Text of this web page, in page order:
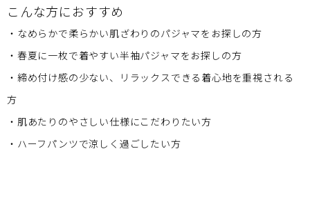
こんな方におすすめ
・なめらかで柔らかい肌ざわりのパジャマをお探しの方
・春夏に一枚で着やすい半袖パジャマをお探しの方
・締め付け感の少ない、リラックスできる着心地を重視される
方
・肌あたりのやさしい仕様にこだわりたい方
・ハーフパンツで涼しく過ごしたい方